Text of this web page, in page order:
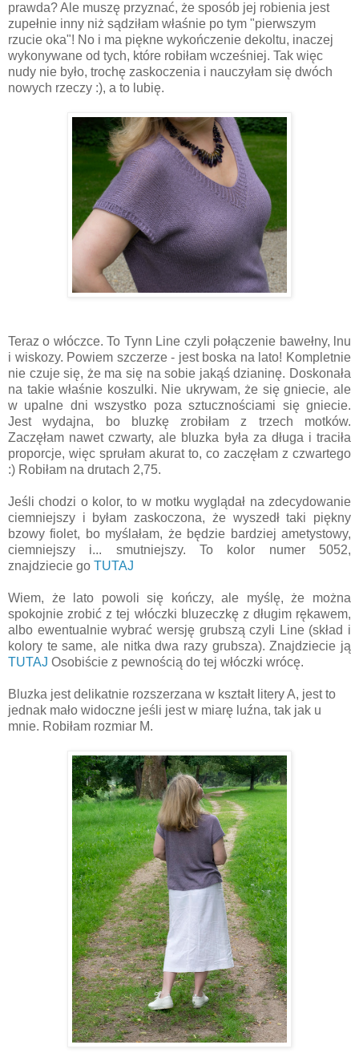
prawda? Ale muszę przyznać, że sposób jej robienia jest
zupełnie inny niż sądziłam właśnie po tym "pierwszym
rzucie oka"! No i ma piękne wykończenie dekoltu, inaczej
wykonywane od tych, które robiłam wcześniej. Tak więc
nudy nie było, trochę zaskoczenia i nauczyłam się dwóch
nowych rzeczy :), a to lubię.
Teraz o włóczce. To Tynn Line czyli połączenie bawełny, lnu
i wiskozy. Powiem szczerze - jest boska na lato! Kompletnie
nie czuje się, że ma się na sobie jakąś dzianinę. Doskonała
na takie właśnie koszulki. Nie ukrywam, że się gniecie, ale
w upalne dni wszystko poza sztucznościami się gniecie.
Jest wydajna, bo bluzkę zrobiłam z trzech motków.
Zaczęłam nawet czwarty, ale bluzka była za długa i traciła
proporcje, więc sprułam akurat to, co zaczęłam z czwartego
:) Robiłam na drutach 2,75.
Jeśli chodzi o kolor, to w motku wyglądał na zdecydowanie
ciemniejszy i byłam zaskoczona, że wyszedł taki piękny
bzowy fiolet, bo myślałam, że będzie bardziej ametystowy,
ciemniejszy i... smutniejszy. To kolor numer 5052,
znajdziecie go TUTAJ
Wiem, że lato powoli się kończy, ale myślę, że można
spokojnie zrobić z tej włóczki bluzeczkę z długim rękawem,
albo ewentualnie wybrać wersję grubszą czyli Line (skład i
kolory te same, ale nitka dwa razy grubsza). Znajdziecie ją
TUTAJ Osobiście z pewnością do tej włóczki wrócę.
Bluzka jest delikatnie rozszerzana w kształt litery A, jest to
jednak mało widoczne jeśli jest w miarę luźna, tak jak u
mnie. Robiłam rozmiar M.